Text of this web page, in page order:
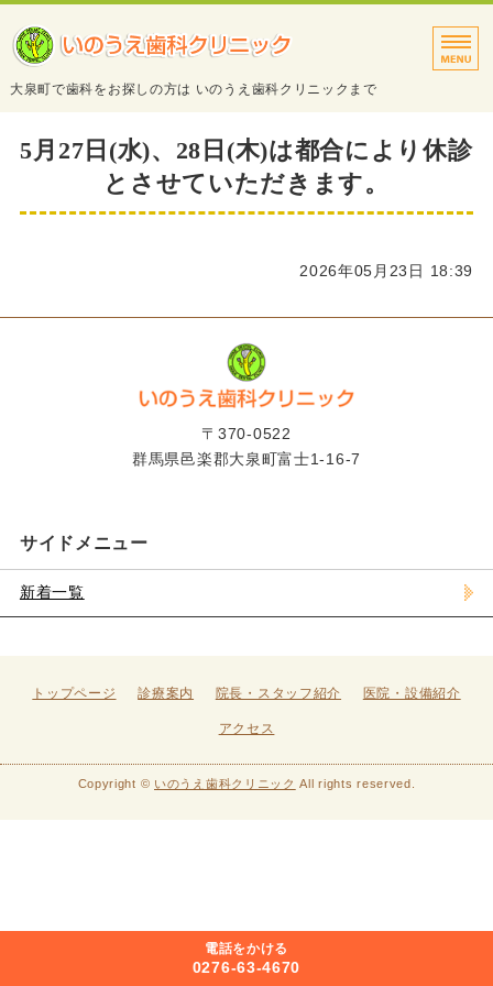
タイトルサンプル
大泉町で歯科をお探しの方は いのうえ歯科クリニックまで
トップページ
5月27日(水)、28日(木)は都合により休診
とさせていただきます。
2026年05月23日 18:39
〒370-0522
群馬県邑楽郡大泉町富士1-16-7
電話をかける
0276-63-4670
サイドメニュー
新着一覧
トップページ 診療案内 院長・スタッフ紹介 医院・設備紹介
アクセス
Copyright © いのうえ歯科クリニック All rights reserved.